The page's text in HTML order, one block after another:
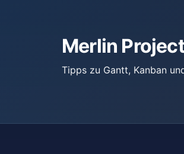
Merlin
Tipps zu Gantt, Kanban